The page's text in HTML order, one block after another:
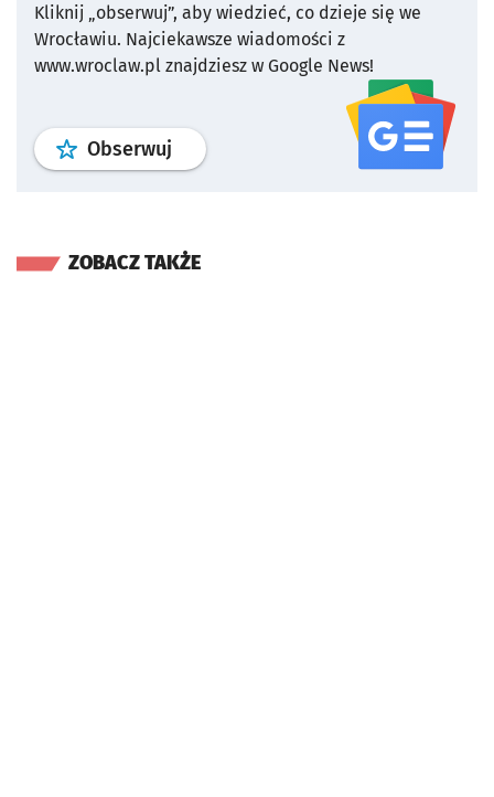
Kliknij „obserwuj”, aby wiedzieć, co dzieje się we
Wrocławiu. Najciekawsze wiadomości z
www.wroclaw.pl znajdziesz w Google News!
Obserwuj profil serwisu
ZOBACZ TAKŻE